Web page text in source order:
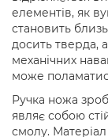
елементів, як
становить
досить тверда,
механічних
може
Ручка ножа
являє собою
смолу.